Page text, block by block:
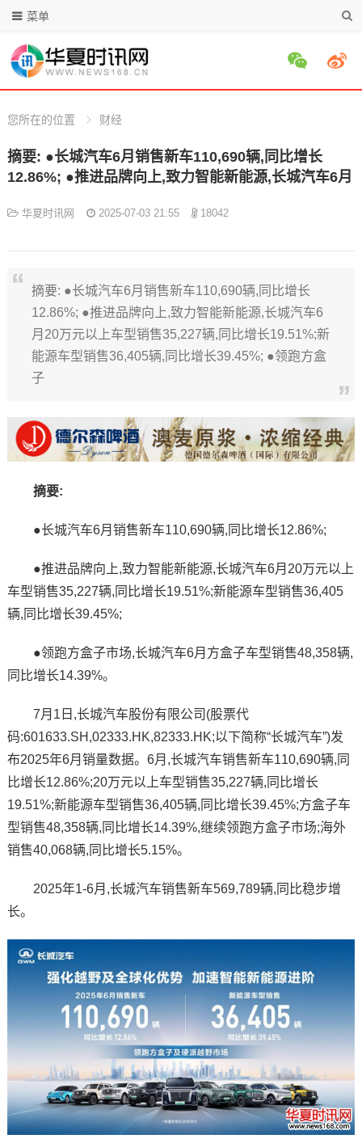
菜单
您所在的位置 财经
摘要: ●长城汽车6月销售新车110,690辆,同比增长
12.86%; ●推进品牌向上,致力智能新能源,长城汽车6月
华夏时讯网 2025-07-03 21:55 18042
摘要: ●长城汽车6月销售新车110,690辆,同比增长
12.86%; ●推进品牌向上,致力智能新能源,长城汽车6
月20万元以上车型销售35,227辆,同比增长19.51%;新
能源车型销售36,405辆,同比增长39.45%; ●领跑方盒
子
摘要:
●长城汽车6月销售新车110,690辆,同比增长12.86%;
●推进品牌向上,致力智能新能源,长城汽车6月20万元以上
车型销售35,227辆,同比增长19.51%;新能源车型销售36,405
辆,同比增长39.45%;
●领跑方盒子市场,长城汽车6月方盒子车型销售48,358辆,
同比增长14.39%。
7月1日,长城汽车股份有限公司(股票代
码:601633.SH,02333.HK,82333.HK;以下简称“长城汽车”)发
布2025年6月销量数据。6月,长城汽车销售新车110,690辆,同
比增长12.86%;20万元以上车型销售35,227辆,同比增长
19.51%;新能源车型销售36,405辆,同比增长39.45%;方盒子车
型销售48,358辆,同比增长14.39%,继续领跑方盒子市场;海外
销售40,068辆,同比增长5.15%。
2025年1-6月,长城汽车销售新车569,789辆,同比稳步增
长。